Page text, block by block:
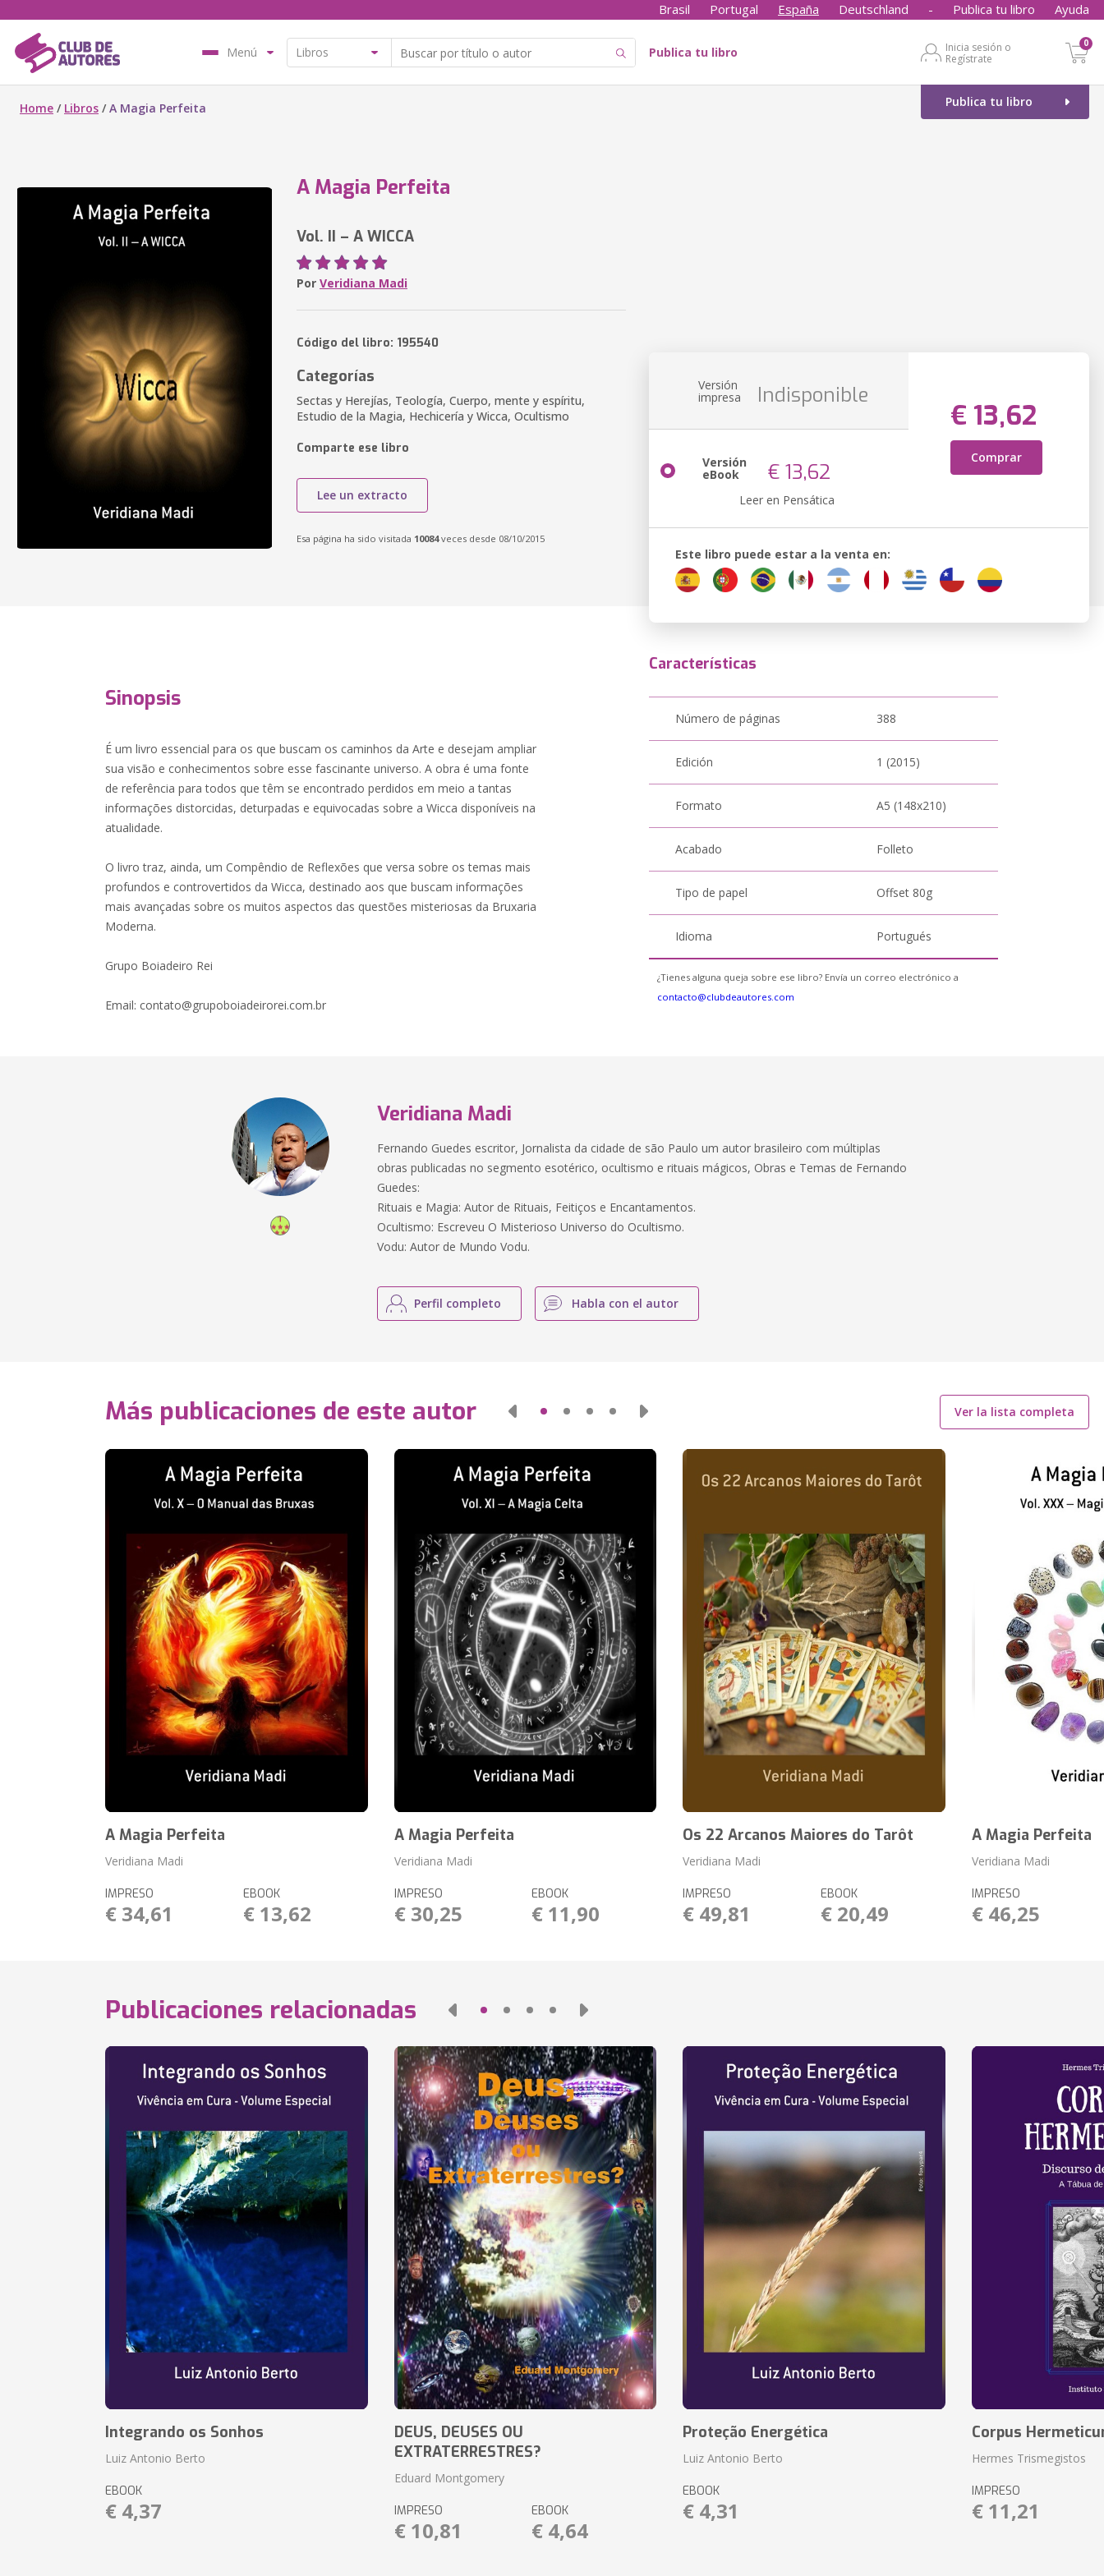
Brasil Portugal España Deutschland - Publica tu libro Ayuda
Menú Publica tu libro
Inicia sesión o
Regístrate
0
Publica tu libro
Home / Libros /A Magia Perfeita
A Magia Perfeita
Vol. II – A WICCA
Por Veridiana Madi
Código del libro: 195540
Categorías
Sectas y Herejías, Teología, Cuerpo, mente y espíritu,
Estudio de la Magia, Hechicería y Wicca, Ocultismo
Comparte ese libro
Lee un extracto
Esa página ha sido visitada 10084veces desde 08/10/2015
Versión
impresa Indisponible
€ 13,62
Comprar
Versión
eBook € 13,62
Leer en Pensática
Este libro puede estar a la venta en:
Sinopsis
É um livro essencial para os que buscam os caminhos da Arte e desejam ampliar
sua visão e conhecimentos sobre esse fascinante universo. A obra é uma fonte
de referência para todos que têm se encontrado perdidos em meio a tantas
informações distorcidas, deturpadas e equivocadas sobre a Wicca disponíveis na
atualidade.
O livro traz, ainda, um Compêndio de Reflexões que versa sobre os temas mais
profundos e controvertidos da Wicca, destinado aos que buscam informações
mais avançadas sobre os muitos aspectos das questões misteriosas da Bruxaria
Moderna.
Grupo Boiadeiro Rei
Email: contato@grupoboiadeirorei.com.br
Características
Número de páginas 388
Edición 1 (2015)
Formato A5 (148x210)
Acabado Folleto
Tipo de papel Offset 80g
Idioma Portugués
¿Tienes alguna queja sobre ese libro? Envía un correo electrónico a
contacto@clubdeautores.com
Veridiana Madi
Fernando Guedes escritor, Jornalista da cidade de são Paulo um autor brasileiro com múltiplas
obras publicadas no segmento esotérico, ocultismo e rituais mágicos, Obras e Temas de Fernando
Guedes:
Rituais e Magia: Autor de Rituais, Feitiços e Encantamentos.
Ocultismo: Escreveu O Misterioso Universo do Ocultismo.
Vodu: Autor de Mundo Vodu.
Perfil completo Habla con el autor
Más publicaciones de este autor Ver la lista completa
A Magia Perfeita
Veridiana Madi
IMPRESO
€ 34,61
EBOOK
€ 13,62
A Magia Perfeita
Veridiana Madi
IMPRESO
€ 30,25
EBOOK
€ 11,90
Os 22 Arcanos Maiores do Tarôt
Veridiana Madi
IMPRESO
€ 49,81
EBOOK
€ 20,49
A Magia Perfeita
Veridiana Madi
IMPRESO
€ 46,25
Publicaciones relacionadas
Integrando os Sonhos
Luiz Antonio Berto
EBOOK
€ 4,37
DEUS, DEUSES OU
EXTRATERRESTRES?
Eduard Montgomery
IMPRESO
€ 10,81
EBOOK
€ 4,64
Proteção Energética
Luiz Antonio Berto
EBOOK
€ 4,31
Corpus
Hermes Trismegistos
IMPRESO
€ 11,21